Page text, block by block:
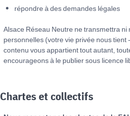
répondre à des demandes légales
Alsace Réseau Neutre ne transmettra
personnelles (votre vie privée nous
contenu vous appartient tout autant,
encourageons à le publier sous licence
Chartes et collectifs